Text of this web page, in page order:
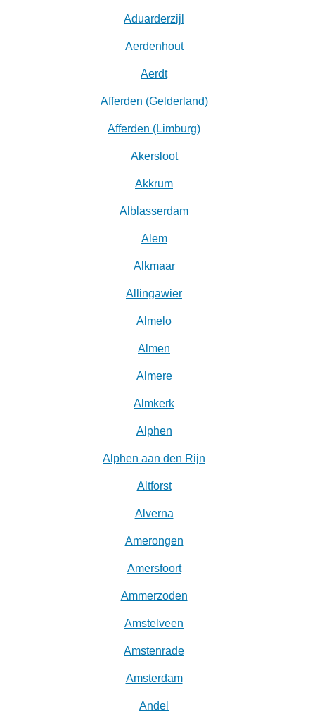
Aduarderzijl
Aerdenhout
Aerdt
Afferden (Gelderland)
Afferden (Limburg)
Akersloot
Akkrum
Alblasserdam
Alem
Alkmaar
Allingawier
Almelo
Almen
Almere
Almkerk
Alphen
Alphen aan den Rijn
Altforst
Alverna
Amerongen
Amersfoort
Ammerzoden
Amstelveen
Amstenrade
Amsterdam
Andel